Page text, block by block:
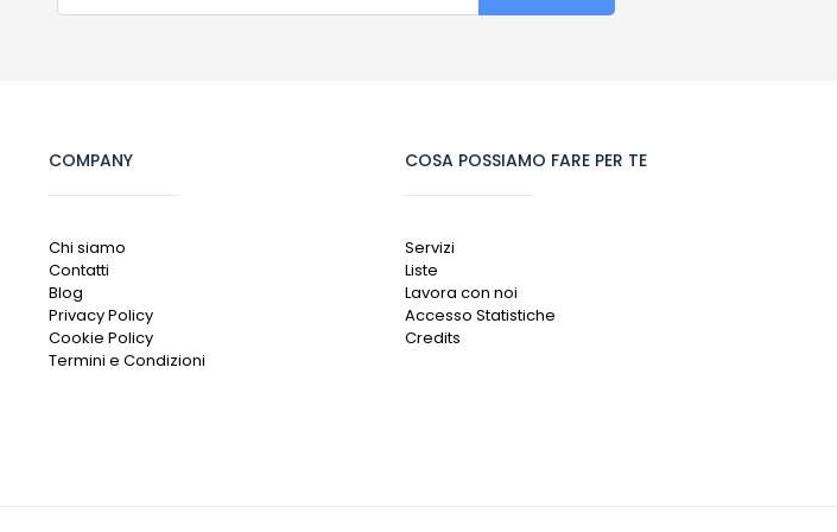
COMPANY
Chi siamo
Contatti
Blog
Privacy Policy
Cookie Policy
Termini e Condizioni
COSA POSSIAMO FARE PER TE
Servizi
Liste
Lavora con noi
Accesso Statistiche
Credits